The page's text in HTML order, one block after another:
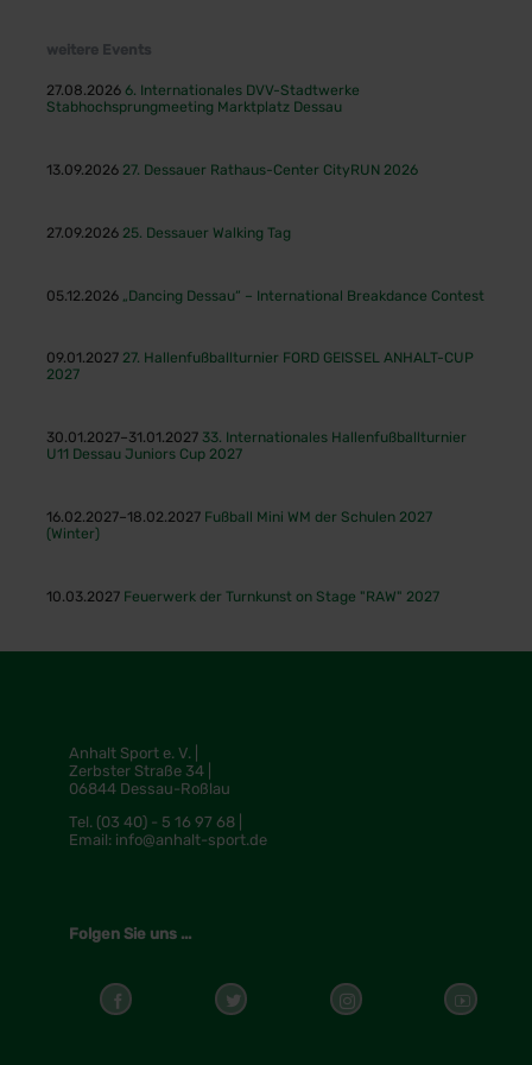
weitere Events
27.08.2026 6. Internationales DVV-Stadtwerke
Stabhochsprungmeeting Marktplatz Dessau
13.09.2026 27. Dessauer Rathaus-Center CityRUN 2026
27.09.2026 25. Dessauer Walking Tag
05.12.2026 „Dancing Dessau“ – International Breakdance Contest
09.01.2027 27. Hallenfußballturnier FORD GEISSEL ANHALT-CUP
2027
30.01.2027–31.01.2027 33. Internationales Hallenfußballturnier
U11 Dessau Juniors Cup 2027
16.02.2027–18.02.2027 Fußball Mini WM der Schulen 2027
(Winter)
10.03.2027 Feuerwerk der Turnkunst on Stage "RAW" 2027
Anhalt Sport e. V. |
Zerbster Straße 34 |
06844 Dessau-Roßlau
Tel. (03 40) - 5 16 97 68 |
Email: info@anhalt-sport.de
Folgen Sie uns ...